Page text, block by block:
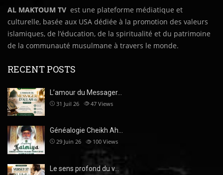
AL MAKTOUM TV est une plateforme médiatique et
culturelle, basée aux USA dédiée à la promotion des valeurs
islamiques, de l’éducation, de la spiritualité et du patrimoine
de la communauté musulmane à travers le monde.
RECENT POSTS
L’amour du Messager…
31 Juil 26 47 Views
Généalogie Cheikh Ah…
29 Juin 26 100 Views
Le sens profond du v…